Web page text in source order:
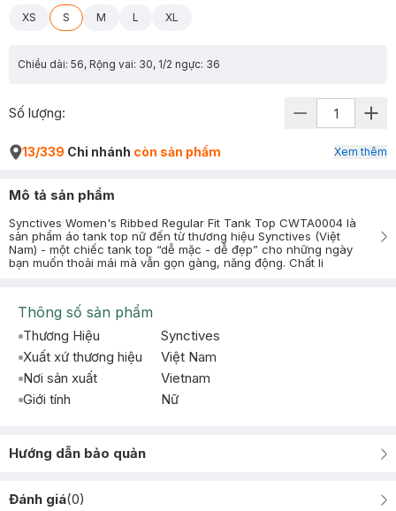
XS S M L XL
Chiều dài: 56, Rộng vai: 30, 1/2 ngực: 36
Số lượng:
13/339 Chi nhánh còn sản phẩm Xem thêm
Mô tả sản phẩm
Synctives Women's Ribbed Regular Fit Tank Top CWTA0004 là
sản phẩm áo tank top nữ đến từ thương hiệu Synctives (Việt
Nam) - một chiếc tank top “dễ mặc - dễ đẹp” cho những ngày
bạn muốn thoải mái mà vẫn gọn gàng, năng động. Chất li
Thông số sản phẩm
Thương Hiệu
Synctives
Xuất xứ thương hiệu
Việt Nam
Nơi sản xuất
Vietnam
Giới tính
Nữ
Hướng dẫn bảo quản
Đánh giá(0)